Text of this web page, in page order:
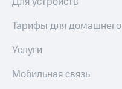
Тарифы для
Услуги
Мобильная связь